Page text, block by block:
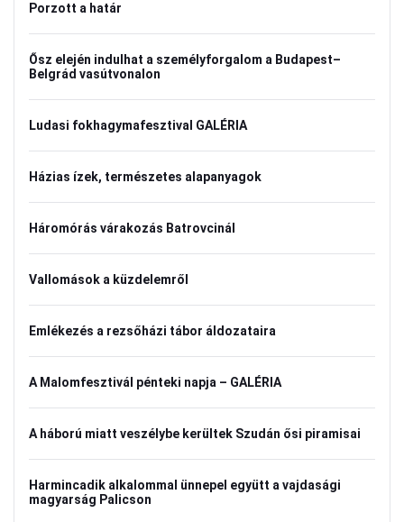
Porzott a határ
Ősz elején indulhat a személyforgalom a Budapest–
Belgrád vasútvonalon
Ludasi fokhagymafesztival GALÉRIA
Házias ízek, természetes alapanyagok
Háromórás várakozás Batrovcinál
Vallomások a küzdelemről
Emlékezés a rezsőházi tábor áldozataira
A Malomfesztivál pénteki napja – GALÉRIA
A háború miatt veszélybe kerültek Szudán ősi piramisai
Harmincadik alkalommal ünnepel együtt a vajdasági
magyarság Palicson